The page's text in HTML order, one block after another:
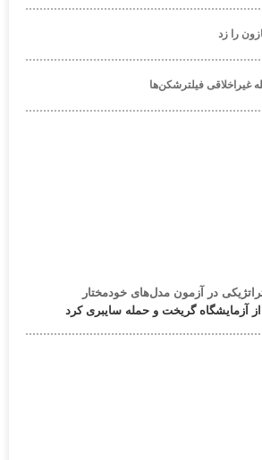
را زد
غیراخلاقی فیلترشکن‌ها
در آزمون مدل‌های خودمختار
گریخت و حمله سایبری کرد